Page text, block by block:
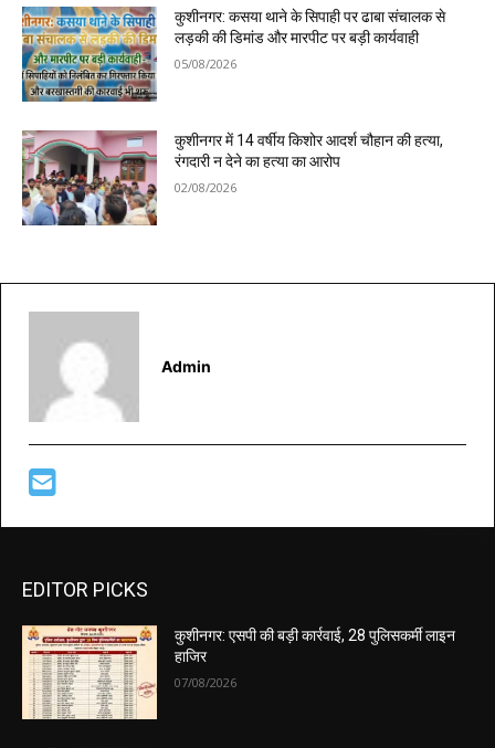
कुशीनगर: कसया थाने के सिपाही पर ढाबा संचालक से
लड़की की डिमांड और मारपीट पर बड़ी कार्यवाही
05/08/2026
कुशीनगर में 14 वर्षीय किशोर आदर्श चौहान की हत्या,
रंगदारी न देने का हत्या का आरोप
02/08/2026
Admin
EDITOR PICKS
कुशीनगर: एसपी की बड़ी कार्रवाई, 28 पुलिसकर्मी लाइन
हाजिर
07/08/2026